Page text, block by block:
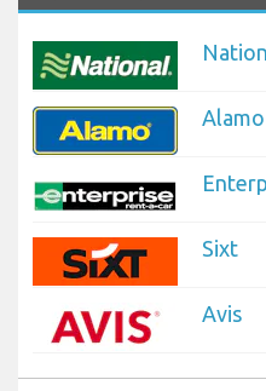
Alamo
Sixt
Avis